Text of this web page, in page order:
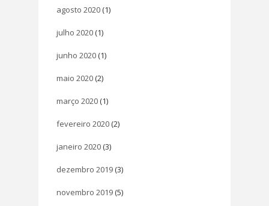
agosto 2020 (1)
julho 2020 (1)
junho 2020 (1)
maio 2020 (2)
março 2020 (1)
fevereiro 2020 (2)
janeiro 2020 (3)
dezembro 2019 (3)
novembro 2019 (5)